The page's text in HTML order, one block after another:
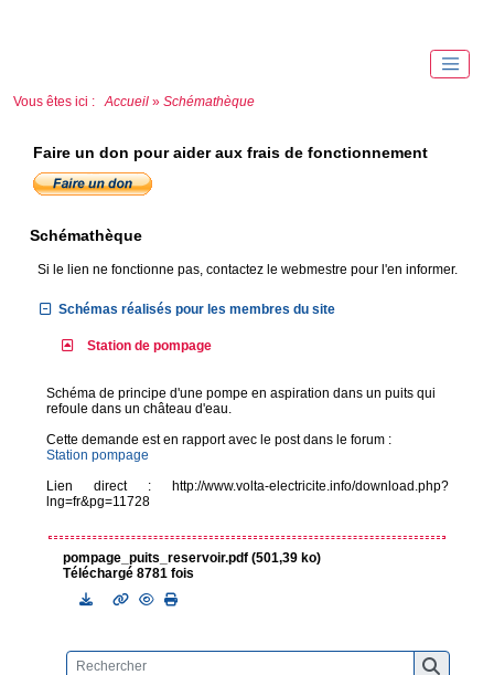
Vous êtes ici : Accueil » Schémathèque
Faire un don pour aider aux frais de fonctionnement
Schémathèque
Si le lien ne fonctionne pas, contactez le webmestre pour l'en informer.
Schémas réalisés pour les membres du site
Station de pompage
Schéma de principe d'une pompe en aspiration dans un puits qui
refoule dans un château d'eau.
Cette demande est en rapport avec le post dans le forum :
Station pompage
Lien direct : http://www.volta-electricite.info/download.php?
lng=fr&pg=11728
pompage_puits_reservoir.pdf (501,39 ko)
Téléchargé 8781 fois